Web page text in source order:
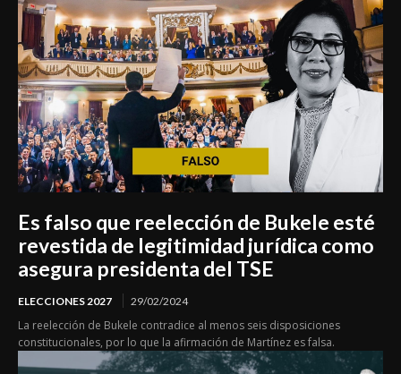
Es falso que reelección de Bukele esté
revestida de legitimidad jurídica como
asegura presidenta del TSE
ELECCIONES 2027 29/02/2024
La reelección de Bukele contradice al menos seis disposiciones
constitucionales, por lo que la afirmación de Martínez es falsa.